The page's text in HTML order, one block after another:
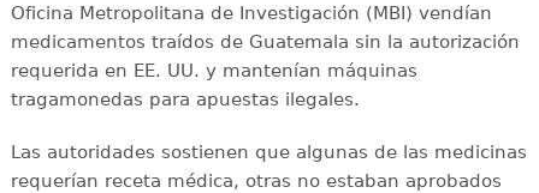
Oficina Metropolitana de Investigación (MBI) vendían
medicamentos traídos de Guatemala sin la autorización
requerida en EE. UU. y mantenían máquinas
tragamonedas para apuestas ilegales.
Las autoridades sostienen que algunas de las medicinas
requerían receta médica, otras no estaban aprobados